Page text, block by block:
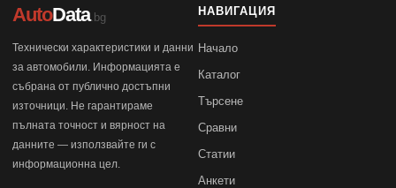
AutoData.bg
Технически характеристики и данни
за автомобили. Информацията е
събрана от публично достъпни
източници. Не гарантираме
пълната точност и вярност на
данните — използвайте ги с
информационна цел.
НАВИГАЦИЯ
Начало
Каталог
Търсене
Сравни
Статии
Анкети